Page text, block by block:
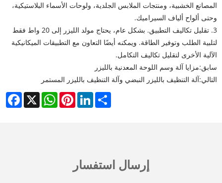
المصانع الخشبية، ومنتجات الملابس الجلدية، ولوحات الأسماء البلاستيكية،
وحتى ألواح ألياف السيراميك.
3. تقليل تكاليف التطبيق. بشكل عام، يحتاج مولد الليزر إلى 20 واط فقط
لتلبية الطلب وتوفير الطاقة. ويمكنه أيضًا التعاون مع التطبيقات الميكانيكية
الآلية الأخرى لتقليل تكاليف التكامل.
سابق:مزايا آلة وسم اللوحة المعدنية بالليزر
التالي:آلة التنظيف بالليزر النبضي وآلة التنظيف بالليزر المستمر
X
WhatsAppPinterestLinkedInShare
إرسال استفسار